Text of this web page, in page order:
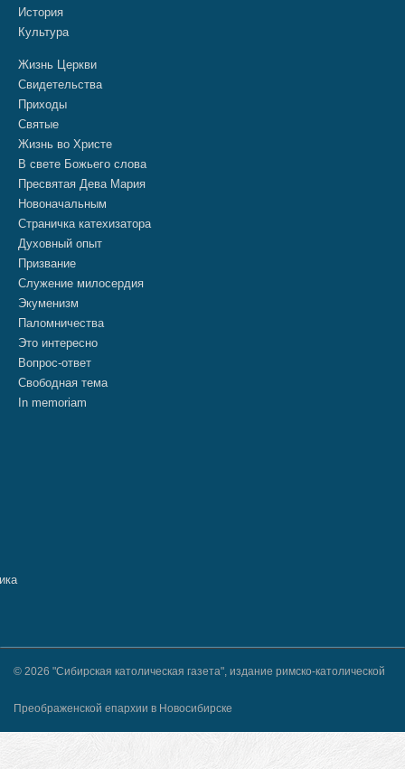
История
Культура
Жизнь Церкви
Свидетельства
Приходы
Святые
Жизнь во Христе
В свете Божьего слова
Пресвятая Дева Мария
Новоначальным
Страничка катехизатора
Духовный опыт
Призвание
Служение милосердия
Экуменизм
Паломничества
Это интересно
Вопрос-ответ
Свободная тема
In memoriam
© 2026 "Сибирская католическая газета", издание римско-католической
Преображенской епархии в Новосибирске